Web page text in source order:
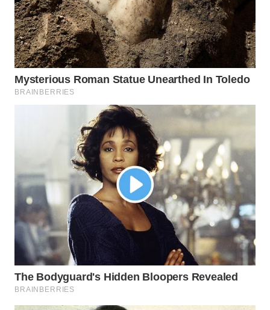
WN
CIREBON
WN
INDRAMAYU
WN
WN
SUBANG
WN
SUKABUMI
WN
PURWAKARTA